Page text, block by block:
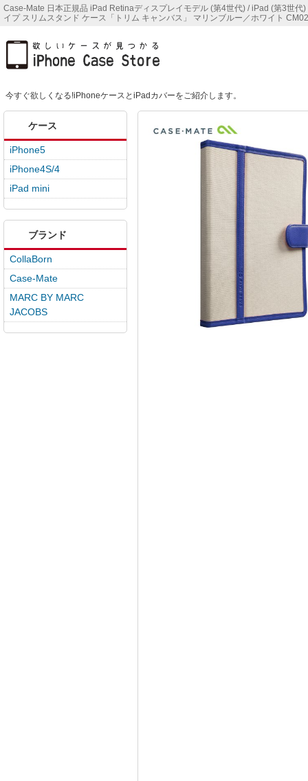
Case-Mate 日本正規品 iPad Retinaディスプレイモデル (第4世代) / iPad (第3世
イプ スリムスタンド ケース「トリム キャンバス」 マリンブルー／ホワイト
今すぐ欲しくなる!iPhoneケースとiPadカバーをご紹介します。
ケース
iPhone5
iPhone4S/4
iPad mini
ブランド
CollaBorn
Case-Mate
MARC BY MARC
JACOBS